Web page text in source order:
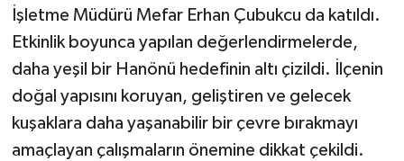
İşletme Müdürü Mefar Erhan Çubukcu da katıldı.
Etkinlik boyunca yapılan değerlendirmelerde,
daha yeşil bir Hanönü hedefinin altı çizildi. İlçenin
doğal yapısını koruyan, geliştiren ve gelecek
kuşaklara daha yaşanabilir bir çevre bırakmayı
amaçlayan çalışmaların önemine dikkat çekildi.